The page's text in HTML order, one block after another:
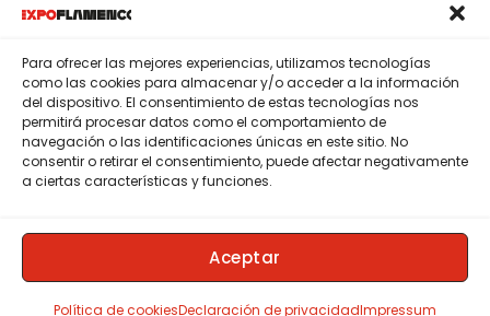
Para ofrecer las mejores experiencias, utilizamos tecnologías
como las cookies para almacenar y/o acceder a la información
del dispositivo. El consentimiento de estas tecnologías nos
permitirá procesar datos como el comportamiento de
navegación o las identificaciones únicas en este sitio. No
consentir o retirar el consentimiento, puede afectar negativamente
a ciertas características y funciones.
Aceptar
Política de cookiesDeclaración de privacidadImpressum
Aviso Legal
© 2015 - 2026 . Todos los derechos reservados.
Nosotros
Membresias